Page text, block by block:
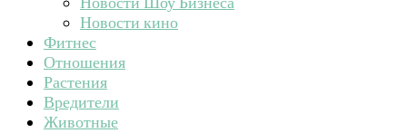
Новости кино
Фитнес
Отношения
Растения
Вредители
Животные